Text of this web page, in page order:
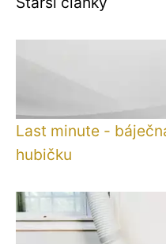
Last minute -
hubičku